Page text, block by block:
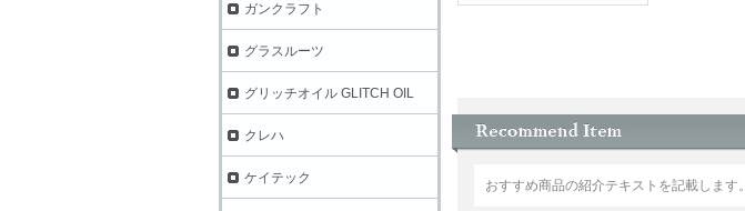
おすすめ商品の紹介テキストを記載します。
ガンクラフト
グラスルーツ
グリッチオイル GLITCH OIL
クレハ
ケイテック